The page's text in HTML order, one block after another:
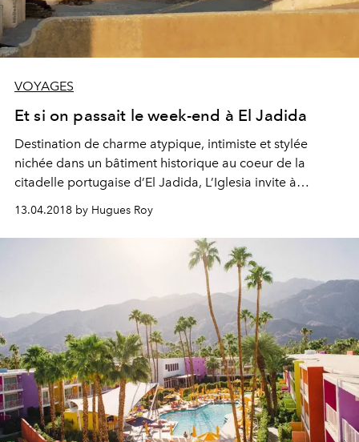
VOYAGES
Et si on passait le week-end à El Jadida
Destination de charme atypique, intimiste et stylée
nichée dans un bâtiment historique au coeur de la
citadelle portugaise d’El Jadida, L’Iglesia invite à
redécouvrir les plaisirs désuets d’un Maroc authentique,
loin des circuits balisés du tourisme.
13.04.2018 by Hugues Roy